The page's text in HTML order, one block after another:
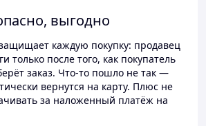
выгодно
каждую покупку: продавец
только после того, как покупатель
заказ. Что-то пошло не так —
вернутся на карту. Плюс не
за наложенный платёж на